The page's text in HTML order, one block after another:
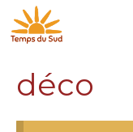
déco